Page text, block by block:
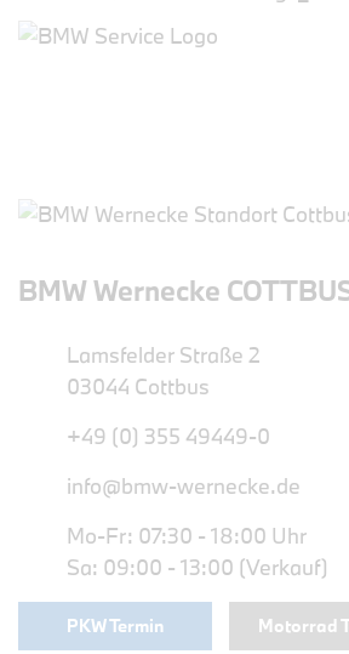
BMW Wernecke
Lamsfelder Straße 2
03044 Cottbus
+49 (0) 355 49449-0
info@bmw-wernecke.de
Mo-Fr: 07:30 - 18:00 Uhr
Sa: 09:00 - 13:00 (Verkauf)
PKW Termin Motorrad